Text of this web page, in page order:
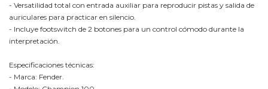
- Versatilidad total con entrada auxiliar para reproducir pistas y salida de
auriculares para practicar en silencio.
- Incluye footswitch de 2 botones para un control cómodo durante la
interpretación.
Especificaciones técnicas:
- Marca: Fender.